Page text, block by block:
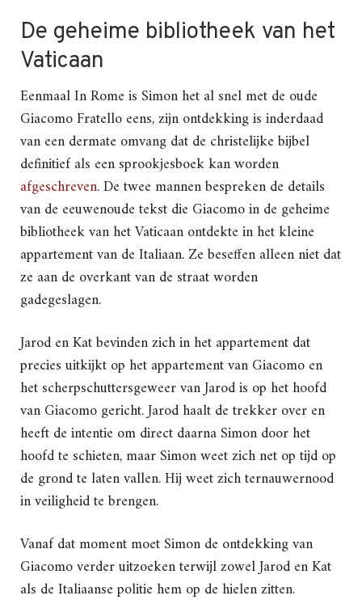
De geheime bibliotheek van het
Vaticaan
Eenmaal In Rome is Simon het al snel met de oude
Giacomo Fratello eens, zijn ontdekking is inderdaad
van een dermate omvang dat de christelijke bijbel
definitief als een sprookjesboek kan worden
afgeschreven. De twee mannen bespreken de details
van de eeuwenoude tekst die Giacomo in de geheime
bibliotheek van het Vaticaan ontdekte in het kleine
appartement van de Italiaan. Ze beseffen alleen niet dat
ze aan de overkant van de straat worden
gadegeslagen.
Jarod en Kat bevinden zich in het appartement dat
precies uitkijkt op het appartement van Giacomo en
het scherpschuttersgeweer van Jarod is op het hoofd
van Giacomo gericht. Jarod haalt de trekker over en
heeft de intentie om direct daarna Simon door het
hoofd te schieten, maar Simon weet zich net op tijd op
de grond te laten vallen. Hij weet zich ternauwernood
in veiligheid te brengen.
Vanaf dat moment moet Simon de ontdekking van
Giacomo verder uitzoeken terwijl zowel Jarod en Kat
als de Italiaanse politie hem op de hielen zitten.